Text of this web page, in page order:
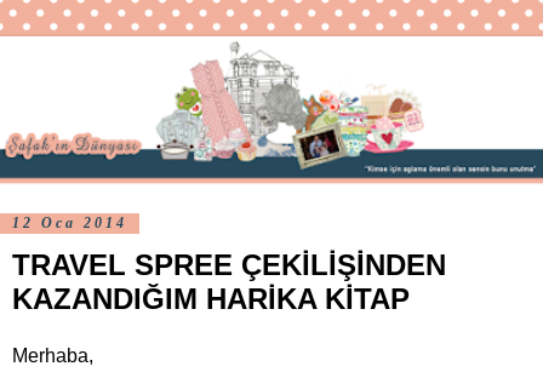
12 Oca 2014
TRAVEL SPREE ÇEKİLİŞİNDEN
KAZANDIĞIM HARİKA KİTAP
Merhaba,